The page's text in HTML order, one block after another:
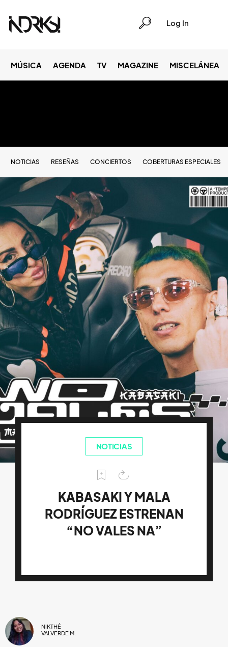
Log In
MÚSICA AGENDA TV MAGAZINE MISCELÁNEA
NOTICIAS RESEÑAS CONCIERTOS COBERTURAS ESPECIALES
NOTICIAS
KABASAKI Y MALA
RODRÍGUEZ ESTRENAN
“NO VALES NA”
NIKTHÉ
VALVERDE M.